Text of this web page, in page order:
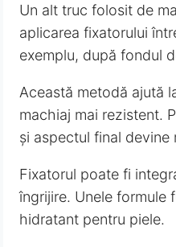
Un alt truc folosit de
aplicarea fixatorului
exemplu, după fondul
Această metodă ajută
machiaj mai rezistent.
și aspectul final devine
Fixatorul poate fi
îngrijire. Unele formule
hidratant pentru piele.